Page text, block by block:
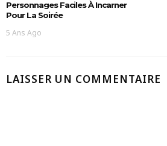
Personnages Faciles À Incarner
Pour La Soirée
5 Ans Ago
LAISSER UN COMMENTAIRE